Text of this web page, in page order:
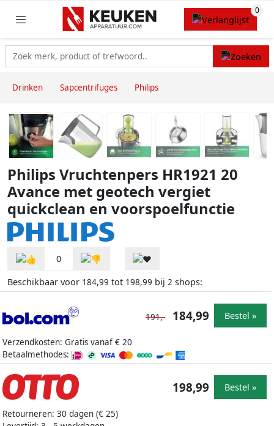
Drinken Sapcentrifuges Philips
Philips Vruchtenpers HR1921 20
Avance met geotech vergiet
quickclean en voorspoelfunctie
0
Beschikbaar voor 184,99 tot 198,99 bij 2 shops:
Verzendkosten: Gratis vanaf € 20
Betaalmethodes:
191,- 184,99 Bestel »
Retourneren: 30 dagen (€ 25)
198,99 Bestel »